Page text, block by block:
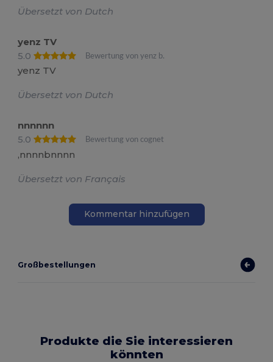
Übersetzt von Dutch
yenz TV
5.0
Bewertung von yenz b.
yenz TV
Übersetzt von Dutch
nnnnnn
5.0
Bewertung von cognet
,nnnnbnnnn
Übersetzt von Français
Kommentar hinzufügen
Großbestellungen
Produkte die Sie interessieren
könnten